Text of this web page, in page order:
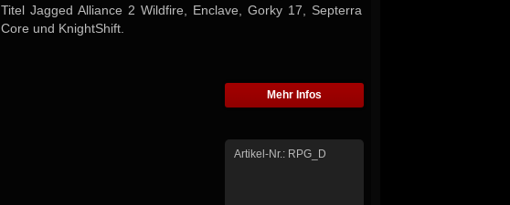
Titel Jagged Alliance 2 Wildfire, Enclave, Gorky 17, Septerra
Core und KnightShift.
Mehr Infos
Artikel-Nr.: RPG_D